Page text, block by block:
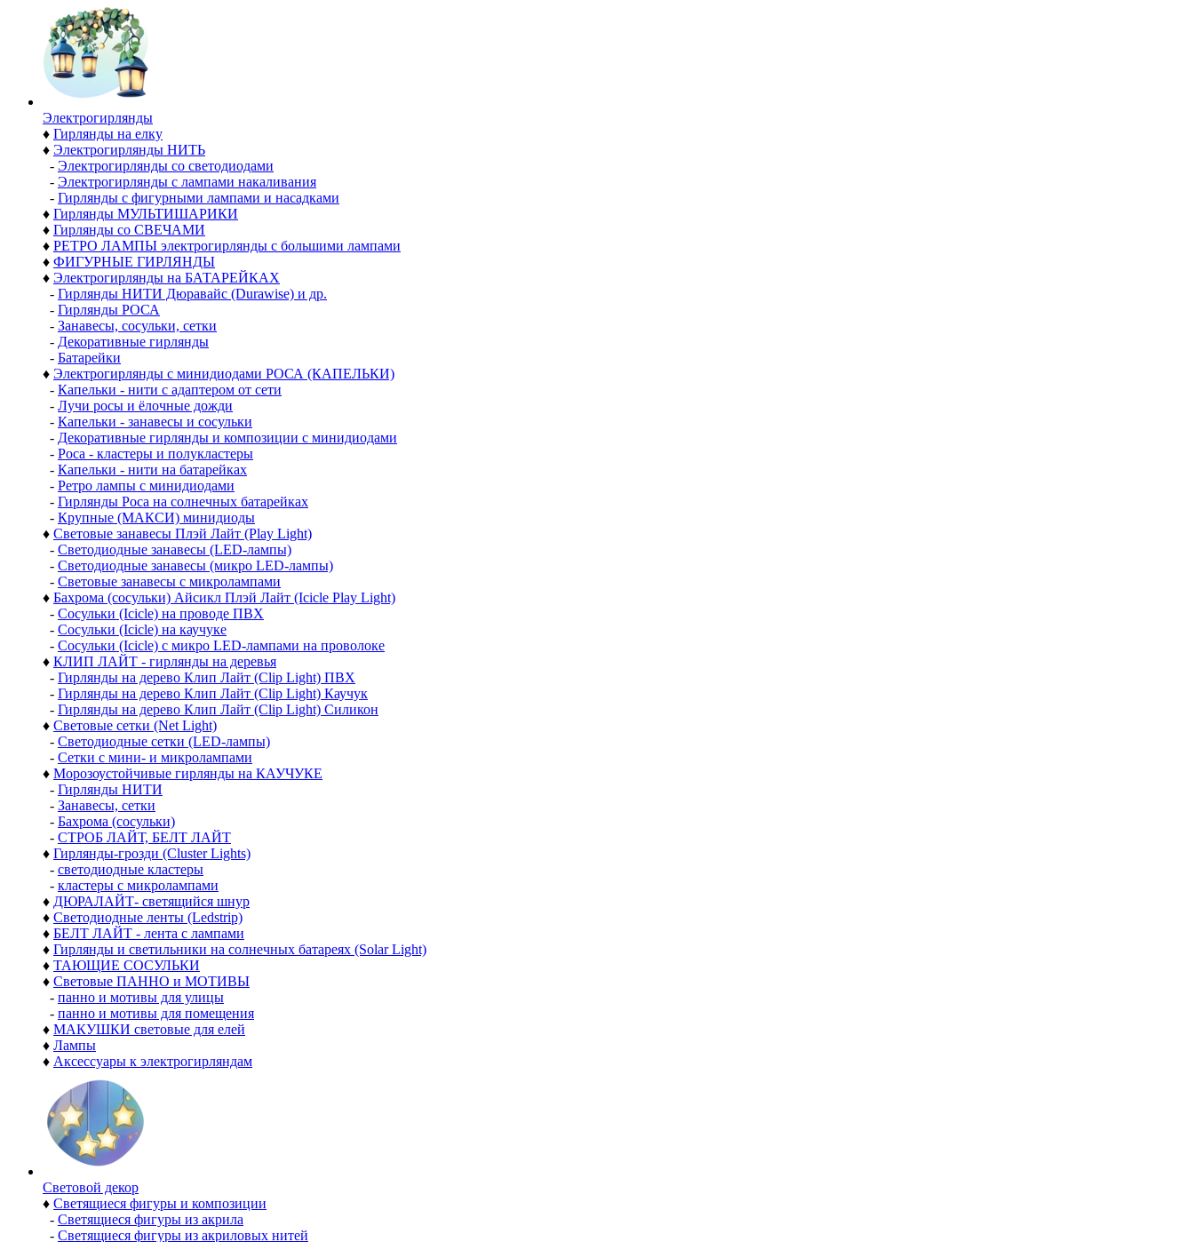
Электро­гирлянды
♦ Гирлянды на елку
♦ Электрогирлянды НИТЬ
- Электрогирлянды со светодиодами
- Электрогирлянды с лампами накаливания
- Гирлянды с фигурными лампами и насадками
♦ Гирлянды МУЛЬТИШАРИКИ
♦ Гирлянды со СВЕЧАМИ
♦ РЕТРО ЛАМПЫ электрогирлянды с большими лампами
♦ ФИГУРНЫЕ ГИРЛЯНДЫ
♦ Электрогирлянды на БАТАРЕЙКАХ
- Гирлянды НИТИ Дюравайс (Durawise) и др.
- Гирлянды РОСА
- Занавесы, сосульки, сетки
- Декоративные гирлянды
- Батарейки
♦ Электрогирлянды с минидиодами РОСА (КАПЕЛЬКИ)
- Капельки - нити с адаптером от сети
- Лучи росы и ёлочные дожди
- Капельки - занавесы и сосульки
- Декоративные гирлянды и композиции с минидиодами
- Роса - кластеры и полукластеры
- Капельки - нити на батарейках
- Ретро лампы с минидиодами
- Гирлянды Роса на солнечных батарейках
- Крупные (МАКСИ) минидиоды
♦ Световые занавесы Плэй Лайт (Play Light)
- Светодиодные занавесы (LED-лампы)
- Светодиодные занавесы (микро LED-лампы)
- Световые занавесы с микролампами
♦ Бахрома (сосульки) Айсикл Плэй Лайт (Icicle Play Light)
- Сосульки (Icicle) на проводе ПВХ
- Сосульки (Icicle) на каучуке
- Сосульки (Icicle) с микро LED-лампами на проволоке
♦ КЛИП ЛАЙТ - гирлянды на деревья
- Гирлянды на дерево Клип Лайт (Clip Light) ПВХ
- Гирлянды на дерево Клип Лайт (Clip Light) Каучук
- Гирлянды на дерево Клип Лайт (Clip Light) Силикон
♦ Световые сетки (Net Light)
- Светодиодные сетки (LED-лампы)
- Сетки с мини- и микролампами
♦ Морозоустойчивые гирлянды на КАУЧУКЕ
- Гирлянды НИТИ
- Занавесы, сетки
- Бахрома (сосульки)
- СТРОБ ЛАЙТ, БЕЛТ ЛАЙТ
♦ Гирлянды-грозди (Cluster Lights)
- светодиодные кластеры
- кластеры с микролампами
♦ ДЮРАЛАЙТ- светящийся шнур
♦ Светодиодные ленты (Ledstrip)
♦ БЕЛТ ЛАЙТ - лента с лампами
♦ Гирлянды и светильники на солнечных батареях (Solar Light)
♦ ТАЮЩИЕ СОСУЛЬКИ
♦ Световые ПАННО и МОТИВЫ
- панно и мотивы для улицы
- панно и мотивы для помещения
♦ МАКУШКИ световые для елей
♦ Лампы
♦ Аксессуары к электрогирляндам
Световой декор
♦ Светящиеся фигуры и композиции
- Светящиеся фигуры из акрила
- Светящиеся фигуры из акриловых нитей